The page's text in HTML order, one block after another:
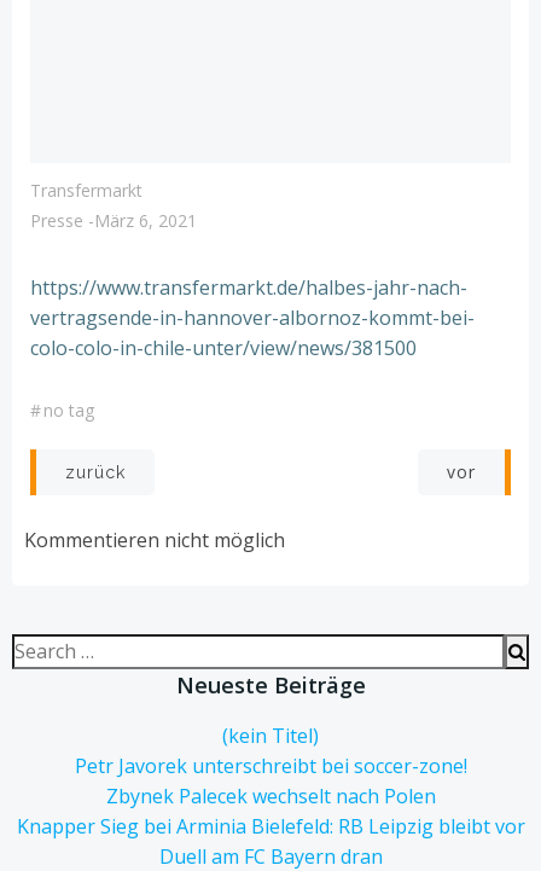
Transfermarkt
Presse -März 6, 2021
https://www.transfermarkt.de/halbes-jahr-nach-
vertragsende-in-hannover-albornoz-kommt-bei-
colo-colo-in-chile-unter/view/news/381500
#no tag
Post
navigation
zurück
navigation
vor
Kommentieren nicht möglich
Search
for:
Neueste Beiträge
(kein Titel)
Petr Javorek unterschreibt bei soccer-zone!
Zbynek Palecek wechselt nach Polen
Knapper Sieg bei Arminia Bielefeld: RB Leipzig bleibt vor
Duell am FC Bayern dran